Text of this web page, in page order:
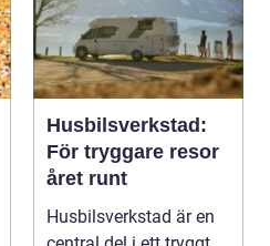
Husbilsverkstad:
För tryggare resor
året runt
Husbilsverkstad är en